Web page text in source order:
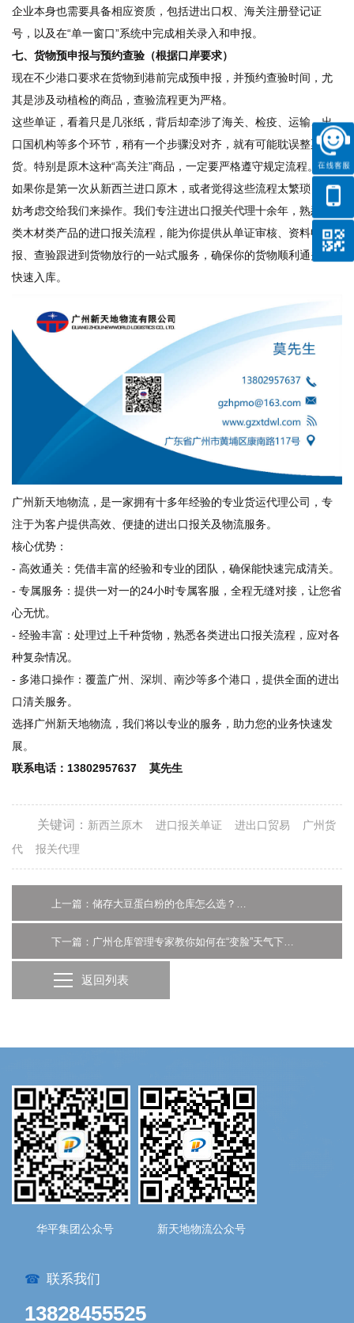
企业本身也需要具备相应资质，包括进出口权、海关注册登记证
号，以及在“单一窗口”系统中完成相关录入和申报。
七、货物预申报与预约查验（根据口岸要求）
现在不少港口要求在货物到港前完成预申报，并预约查验时间，尤
其是涉及动植检的商品，查验流程更为严格。
这些单证，看着只是几张纸，背后却牵涉了海关、检疫、运输、出
口国机构等多个环节，稍有一个步骤没对齐，就有可能耽误整票
货。特别是原木这种“高关注”商品，一定要严格遵守规定流程。
如果你是第一次从新西兰进口原木，或者觉得这些流程太繁琐，不
妨考虑交给我们来操作。我们专注进出口报关代理十余年，熟悉各
类木材类产品的进口报关流程，能为你提供从单证审核、资料申
报、查验跟进到货物放行的一站式服务，确保你的货物顺利通关，
快速入库。
广州新天地物流，是一家拥有十多年经验的专业货运代理公司，专
注于为客户提供高效、便捷的进出口报关及物流服务。
核心优势：
- 高效通关：凭借丰富的经验和专业的团队，确保能快速完成清关。
- 专属服务：提供一对一的24小时专属客服，全程无缝对接，让您省
心无忧。
- 经验丰富：处理过上千种货物，熟悉各类进出口报关流程，应对各
种复杂情况。
- 多港口操作：覆盖广州、深圳、南沙等多个港口，提供全面的进出
口清关服务。
选择广州新天地物流，我们将以专业的服务，助力您的业务快速发
展。
联系电话：13802957637 莫先生
关键词： 新西兰原木 进口报关单证 进出口贸易
广州货
代
报关代理
返回列表
华平集团公众号 新天地物流公众号
☎ 联系我们
13828455525